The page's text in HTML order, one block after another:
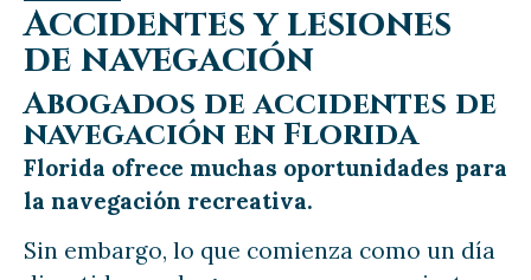
Accidentes y lesiones
de navegación
Abogados de accidentes de
navegación en Florida
Florida ofrece muchas oportunidades para
la navegación recreativa.
Sin embargo, lo que comienza como un día